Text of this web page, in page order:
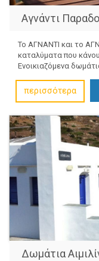
Αγνάντι
Το ΑΓΝΑΝΤΙ και το
καταλύματα που
Ενοικιαζόμενα
περισσότερα
Δωμάτια